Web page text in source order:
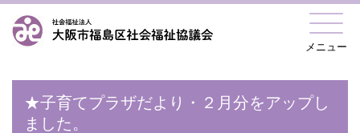
メニュー
★子育てプラザだより・２月分をアップし
ました。